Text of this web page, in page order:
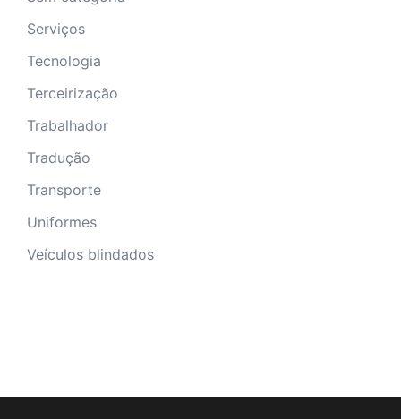
Serviços
Tecnologia
Terceirização
Trabalhador
Tradução
Transporte
Uniformes
Veículos blindados